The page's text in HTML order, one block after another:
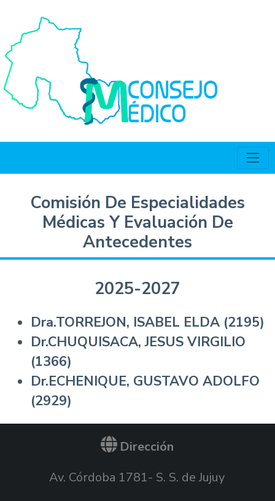
Comisión De Especialidades
Médicas Y Evaluación De
Antecedentes
2025-2027
Dra.TORREJON, ISABEL ELDA (2195)
Dr.CHUQUISACA, JESUS VIRGILIO
(1366)
Dr.ECHENIQUE, GUSTAVO ADOLFO
(2929)
Dirección
Av. Córdoba 1781- S. S. de Jujuy